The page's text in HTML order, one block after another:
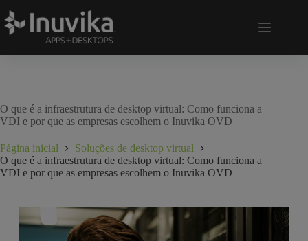
O que é a infraestrutura de desktop virtual: Como funciona a
VDI e por que as empresas escolhem o Inuvika OVD
Página inicial
Soluções de desktop virtual
O que é a infraestrutura de desktop virtual: Como funciona a
VDI e por que as empresas escolhem o Inuvika OVD